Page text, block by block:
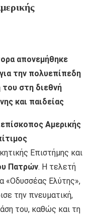
απονεμήθηκε
την πολυεπίπεδη
στη διεθνή
και παιδείας
Αμερικής
Επιστήμης και
Πατρών. Η τελετή
«Οδυσσέας Ελύτης»,
την πνευματική,
του, καθώς και τη